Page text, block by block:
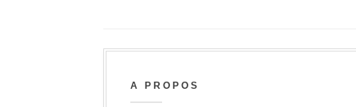
A PROPOS